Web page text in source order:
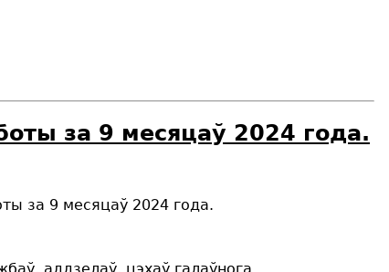
за 9 месяцаў 2024 года.
за 9 месяцаў 2024 года.